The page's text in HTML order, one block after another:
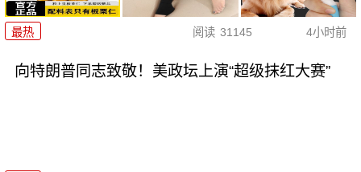
最热 阅读 31145 4小时前
向特朗普同志致敬！美政坛上演“超级抹红大赛”